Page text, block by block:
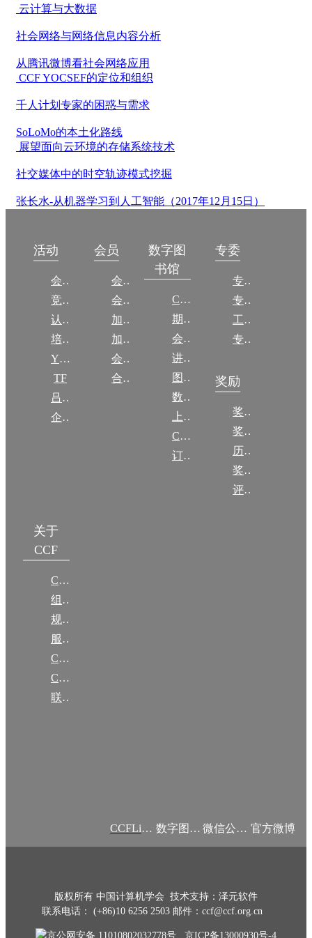
云计算与大数据
社会网络与网络信息内容分析
从腾讯微博看社会网络应用
CCF YOCSEF的定位和组织
千人计划专家的困惑与需求
SoLoMo的本土化路线
展望面向云环境的存储系统技术
社交媒体中的时空轨迹模式挖掘
张长水-从机器学习到人工智能（2017年12月15日）
活动
会议
竞赛
认证
培训
YOCSEF
TF
吕梁振兴
企智会
会员
会员简介
会员权益
加入CCF
加入CCF
会员交费
合作伙伴
数字图
书馆
CCCF
期刊
会议
讲稿
图集
数图编审委员会
上传/发布作品
CCF DL Focus
订阅《计算》
专委
专委简介
专委条例
工作问答
专委名单
奖励
奖励动态
奖励目录
历年获奖名单
奖项推荐
评奖条例
关于
CCF
CCF简介
组织机构
规章
服务项目
CCF大事记
CCF创建60周年
联系我们
CCFLink APP 数字图书馆 微信公众号 官方微博
版权所有 中国计算机学会 技术支持：泽元软件
联系电话： (+86)10 6256 2503 邮件：ccf@ccf.org.cn
京公网安备 11010802032778号 京ICP备13000930号-4